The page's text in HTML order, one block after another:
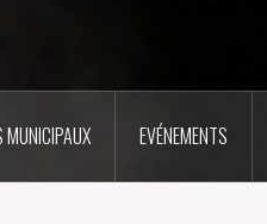
MUNICIPAUX EVÉNEMENTS